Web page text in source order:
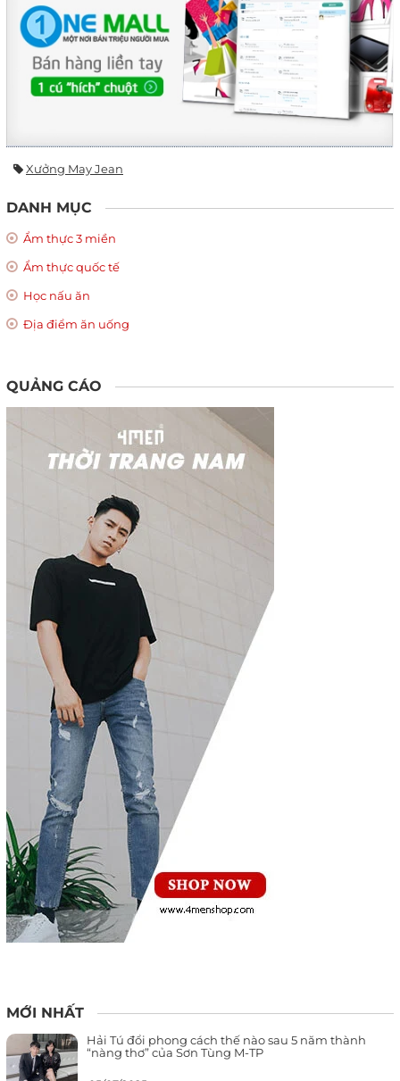
Xưởng May Jean
DANH MỤC
Ẩm thực 3 miền
Ẩm thực quốc tế
Học nấu ăn
Địa điểm ăn uống
QUẢNG CÁO
MỚI NHẤT
Hải Tú đổi phong cách thế nào sau 5 năm thành
“nàng thơ” của Sơn Tùng M-TP